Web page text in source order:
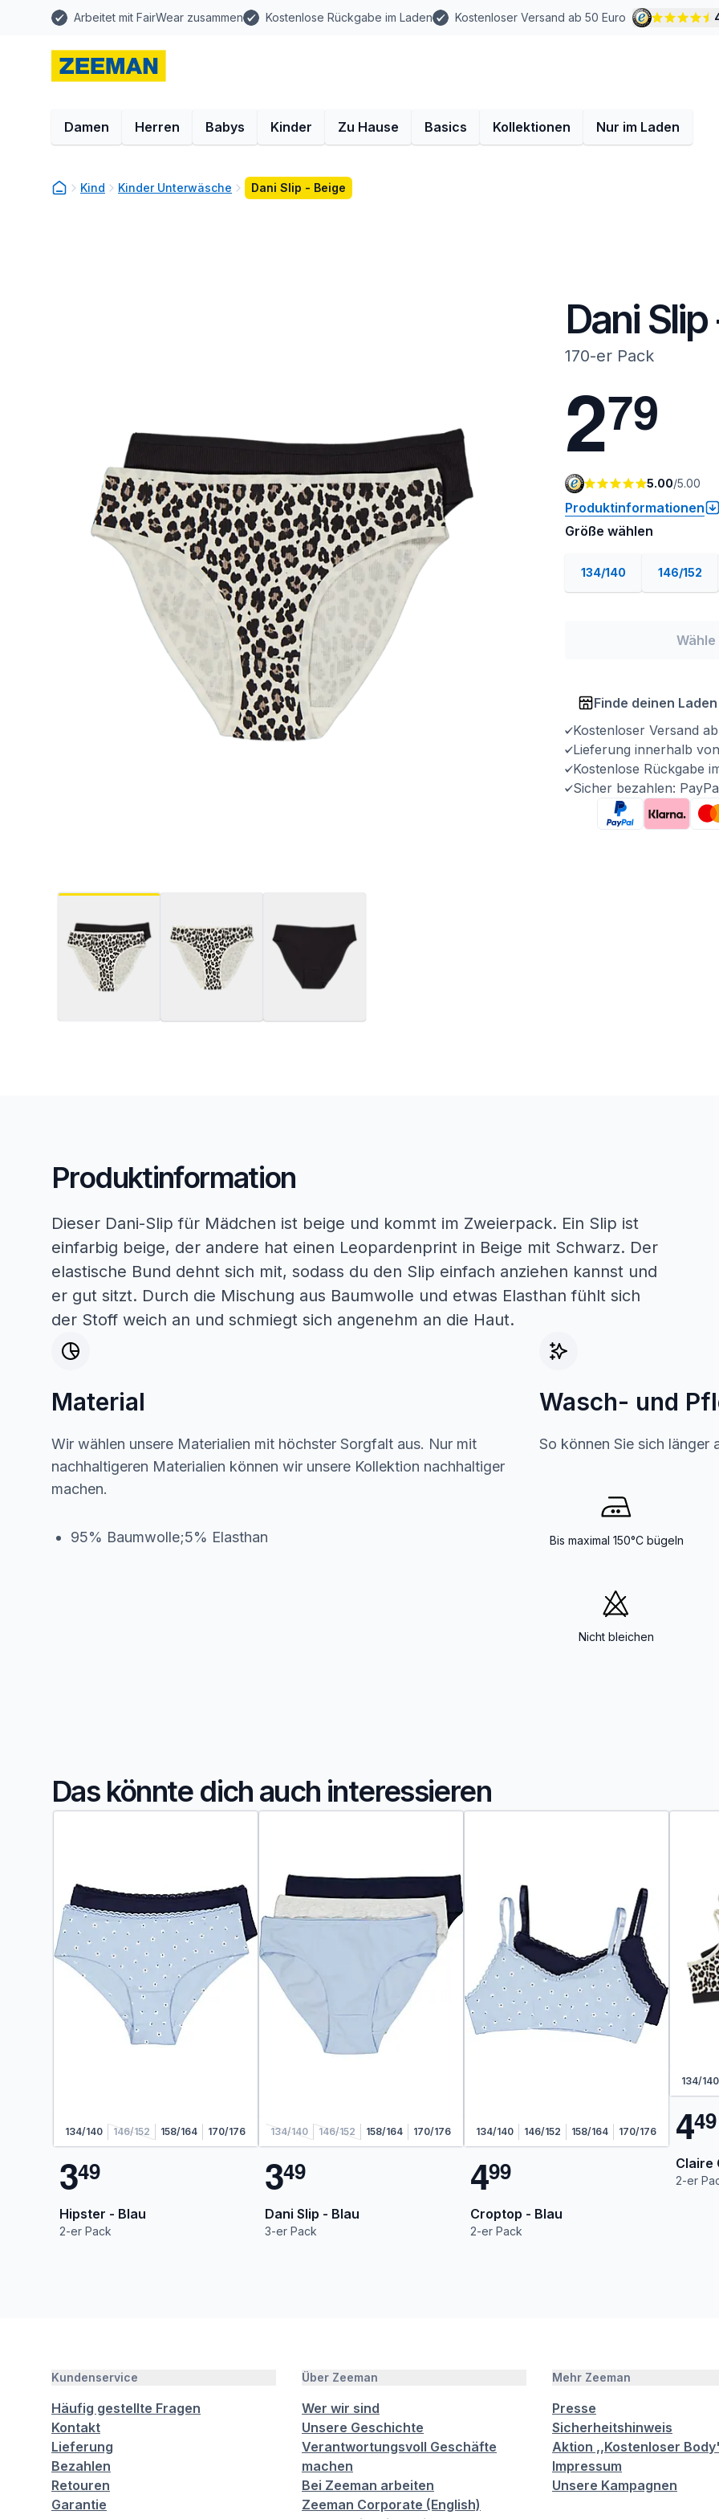
Arbeitet mit FairWear zusammen Kostenlose Rückgabe im Laden Kostenloser Versand ab 50 Euro
Damen Herren Babys Kinder Zu Hause Basics Kollektionen Nur im Laden
Kind Kinder Unterwäsche Dani Slip - Beige
Dani
170-er Pack
279
5.00/5.00
Produktinformationen
Größe wählen
134/140 146/152
Finde deinen Laden
Kostenloser Versand
Lieferung innerhalb
Kostenlose Rückgabe
Sicher bezahlen:
Produktinformation
Dieser Dani-Slip für Mädchen ist beige und kommt im Zweierpack. Ein Slip ist
einfarbig beige, der andere hat einen Leopardenprint in Beige mit Schwarz. Der
elastische Bund dehnt sich mit, sodass du den Slip einfach anziehen kannst und
er gut sitzt. Durch die Mischung aus Baumwolle und etwas Elasthan fühlt sich
der Stoff weich an und schmiegt sich angenehm an die Haut.
Material
Wir wählen unsere Materialien mit höchster Sorgfalt aus. Nur mit
nachhaltigeren Materialien können wir unsere Kollektion nachhaltiger
machen.
95% Baumwolle;5% Elasthan
Wasch- und
So können Sie sich länger
Bis maximal 150°C bügeln
Nicht bleichen
Das könnte dich auch interessieren
134/140 146/152 158/164 170/176
349
Hipster - Blau
2-er Pack
134/140 146/152 158/164 170/176
349
Dani Slip - Blau
3-er Pack
134/140 146/152 158/164 170/176
499
Croptop - Blau
2-er Pack
134/140
449
Claire
2-er
Kundenservice
Häufig gestellte Fragen
Kontakt
Lieferung
Bezahlen
Retouren
Garantie
Über Zeeman
Wer wir sind
Unsere Geschichte
Verantwortungsvoll Geschäfte
machen
Bei Zeeman arbeiten
Zeeman Corporate (English)
Mehr Zeeman
Presse
Sicherheitshinweis
Aktion ,,Kostenloser
Impressum
Unsere Kampagnen